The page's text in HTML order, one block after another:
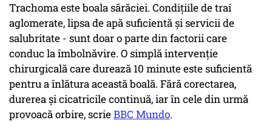
Trachoma este boala sărăciei. Condițiile de trai
aglomerate, lipsa de apă suficientă și servicii de
salubritate - sunt doar o parte din factorii care
conduc la îmbolnăvire. O simplă intervenție
chirurgicală care durează 10 minute este suficientă
pentru a înlătura această boală. Fără corectarea,
durerea și cicatricile continuă, iar în cele din urmă
provoacă orbire, scrieBBC Mundo.